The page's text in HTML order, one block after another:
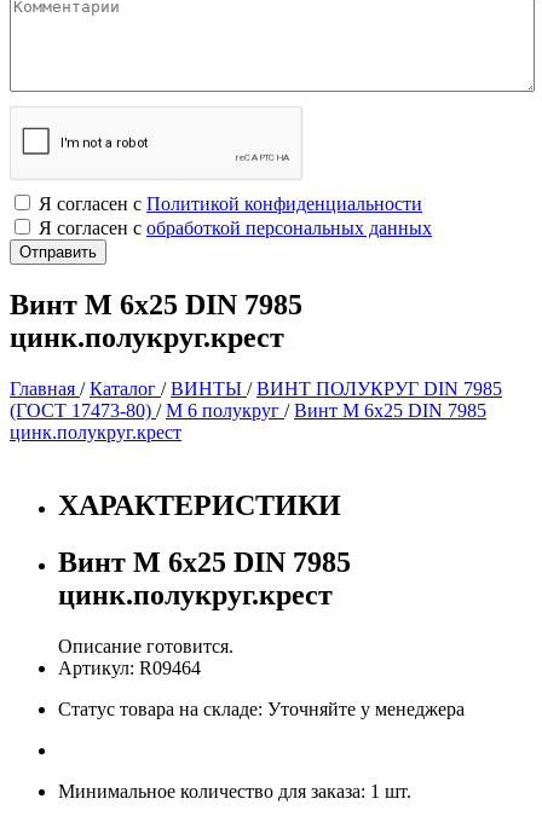
Я согласен с Политикой конфиденциальности
Я согласен с обработкой персональных данных
Винт М 6х25 DIN 7985
цинк.полукруг.крест
Главная /Каталог /ВИНТЫ /ВИНТ ПОЛУКРУГ DIN 7985
(ГОСТ 17473-80) /М 6 полукруг /Винт М 6х25 DIN 7985
цинк.полукруг.крест
ХАРАКТЕРИСТИКИ
Винт М 6х25 DIN 7985
цинк.полукруг.крест
Описание готовится.
Артикул: R09464
Статус товара на складе: Уточняйте у менеджера
Минимальное количество для заказа: 1 шт.